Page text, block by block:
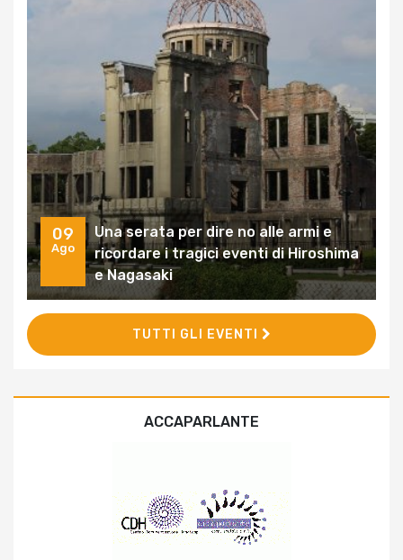
09
Ago
Una serata per dire no alle armi e
ricordare i tragici eventi di Hiroshima
e Nagasaki
TUTTI GLI EVENTI
ACCAPARLANTE